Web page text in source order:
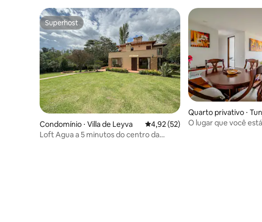
Superhost
Superhost
Condomínio ⋅ Villa de Leyva 4,92 de uma avaliação média de 5,
4,92 (52)
Loft Agua a 5 minutos do centro da
Quarto privativo ⋅
O lugar que você